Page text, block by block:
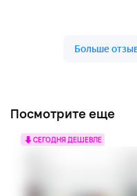
Посмотрите еще
СЕГОДНЯ ДЕШЕВЛЕ